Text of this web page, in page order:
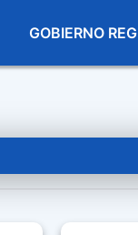
GOBIERNO